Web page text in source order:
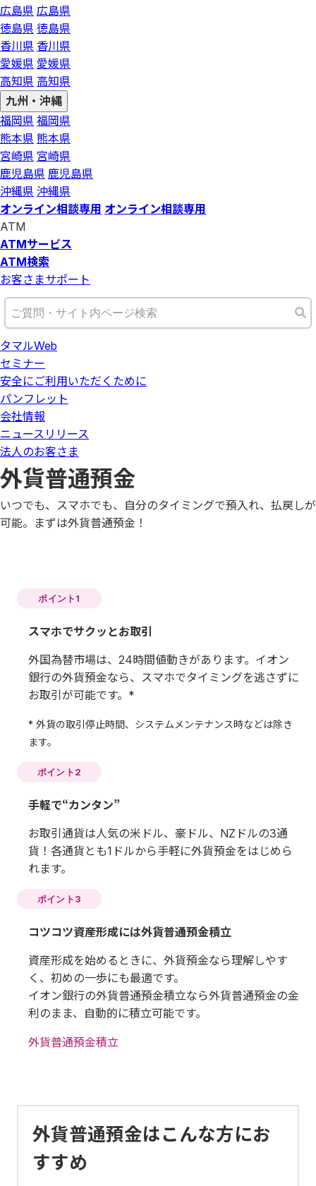
広島県 広島県
徳島県 徳島県
香川県 香川県
愛媛県 愛媛県
高知県 高知県
九州・沖縄
福岡県 福岡県
熊本県 熊本県
宮崎県 宮崎県
鹿児島県 鹿児島県
沖縄県 沖縄県
オンライン相談専用 オンライン相談専用
ATM
ATMサービス
ATM検索
お客さまサポート
タマルWeb
セミナー
安全にご利用いただくために
パンフレット
会社情報
ニュースリリース
法人のお客さま
外貨普通預金
いつでも、スマホでも、自分のタイミングで預入れ、払戻しが
可能。まずは外貨普通預金！
ポイント1
スマホでサクッとお取引
外国為替市場は、24時間値動きがあります。イオン
銀行の外貨預金なら、スマホでタイミングを逃さずに
お取引が可能です。*
* 外貨の取引停止時間、システムメンテナンス時などは除き
ます。
ポイント2
手軽で“カンタン”
お取引通貨は人気の米ドル、豪ドル、NZドルの3通
貨！各通貨とも1ドルから手軽に外貨預金をはじめら
れます。
ポイント3
コツコツ資産形成には外貨普通預金積立
資産形成を始めるときに、外貨預金なら理解しやす
く、初めの一歩にも最適です。
イオン銀行の外貨普通預金積立なら外貨普通預金の金
利のまま、自動的に積立可能です。
外貨普通預金積立
外貨普通預金はこんな方にお
すすめ